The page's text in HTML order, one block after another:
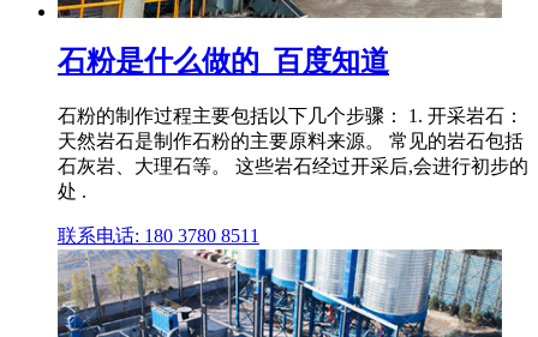
石粉是什么做的_百度知道
石粉的制作过程主要包括以下几个步骤： 1. 开采岩石：
天然岩石是制作石粉的主要原料来源。 常见的岩石包括
石灰岩、大理石等。 这些岩石经过开采后,会进行初步的
处 .
联系电话: 180 3780 8511